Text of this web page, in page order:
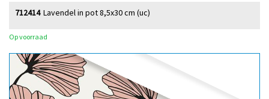
Lavendel in pot 8,5x30 cm (uc)
712414
Op voorraad